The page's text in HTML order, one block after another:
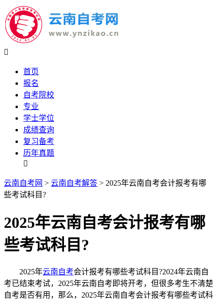

首页
报名
自考院校
专业
学士学位
成绩查询
复习备考
历年真题

云南自考网 > 云南自考解答 > 2025年云南自考会计报考有哪
些考试科目?
2025年云南自考会计报考有哪
些考试科目?
2025年云南自考会计报考有哪些考试科目?2024年云南自
考已结束考试，2025年云南自考即将开考，但很多考生不清楚
自考是否有用，那么，2025年云南自考会计报考有哪些考试科